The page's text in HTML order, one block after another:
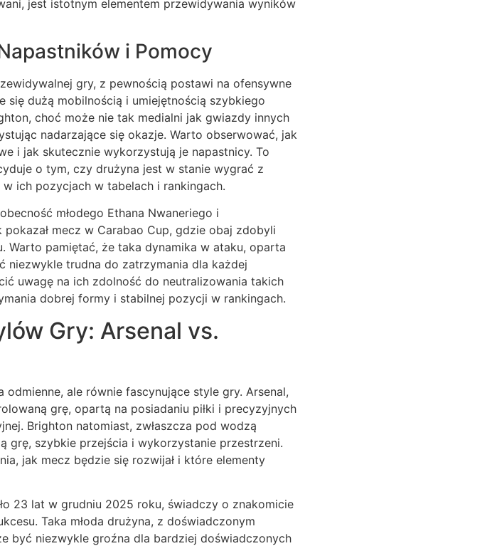
jest istotnym elementem przewidywania wyników
i Pomocy
gry, z pewnością postawi na ofensywne
się dużą mobilnością i umiejętnością szybkiego
choć może nie tak medialni jak gwiazdy innych
nadarzające się okazje. Warto obserwować, jak
i jak skutecznie wykorzystują je napastnicy. To
o tym, czy drużyna jest w stanie wygrać z
ich pozycjach w tabelach i rankingach.
młodego Ethana Nwaneriego i
mecz w Carabao Cup, gdzie obaj zdobyli
Warto pamiętać, że taka dynamika w ataku, oparta
niezwykle trudna do zatrzymania dla każdej
uwagę na ich zdolność do neutralizowania takich
dobrej formy i stabilnej pozycji w rankingach.
Gry: Arsenal vs.
ale równie fascynujące style gry. Arsenal,
grę, opartą na posiadaniu piłki i precyzyjnych
Brighton natomiast, zwłaszcza pod wodzą
grę, szybkie przejścia i wykorzystanie przestrzeni.
jak mecz będzie się rozwijał i które elementy
23 lat w grudniu 2025 roku, świadczy o znakomicie
Taka młoda drużyna, z doświadczonym
być niezwykle groźna dla bardziej doświadczonych